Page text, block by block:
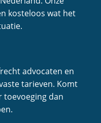
kosteloos wat het
advocaten en
tarieven. Komt
toevoeging dan